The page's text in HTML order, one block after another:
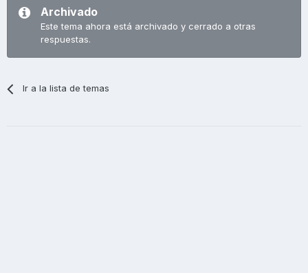
Archivado
Este tema ahora está archivado y cerrado a otras
respuestas.
Ir a la lista de temas